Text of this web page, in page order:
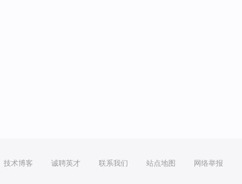
技术博客 诚聘英才 联系我们 站点地图 网络举报